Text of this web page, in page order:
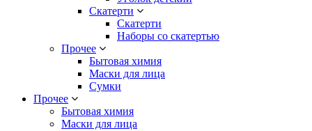
Скатерти
Скатерти
Наборы со скатертью
Прочее
Бытовая химия
Маски для лица
Сумки
Прочее
Бытовая химия
Маски для лица